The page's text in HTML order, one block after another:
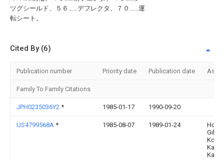
ツグシールド、５６……デフレクタ、７０……運
転シート。
Cited By (6)
Publication number Priority date Publication date
Family To Family Citations
JPH0235036Y2 * 1985-01-17 1990-09-20
US4799568A * 1985-08-07 1989-01-24
Giken